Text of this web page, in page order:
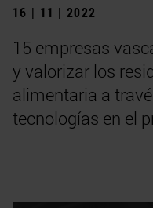
16 | 11 | 2022
15 empresas
y valorizar los
alimentaria a
tecnologías en el